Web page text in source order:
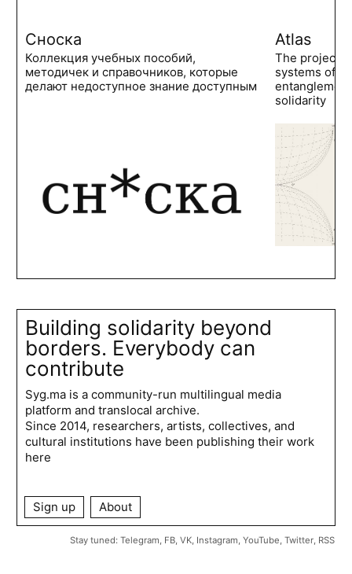
Сноска
Коллекция учебных пособий,
методичек и справочников, которые
делают недоступное знание доступным
Atlas
The project
systems of
solidarity
Building solidarity beyond
borders. Everybody can
contribute
Syg.ma is a community-run multilingual media
platform and translocal archive.
Since 2014, researchers, artists, collectives, and
cultural institutions have been publishing their work
here
Sign up About
Stay tuned: Telegram, FB, VK, Instagram, YouTube, Twitter, RSS